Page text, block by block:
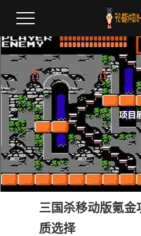
三国杀移动版氪金
质选择